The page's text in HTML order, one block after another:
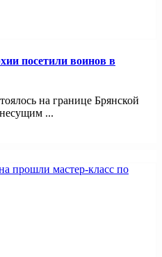
посетили воинов в
на границе Брянской
...